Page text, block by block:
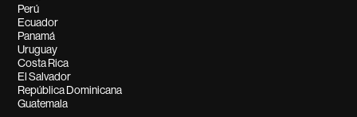
Perú
Ecuador
Panamá
Uruguay
Costa Rica
El Salvador
República Dominicana
Guatemala